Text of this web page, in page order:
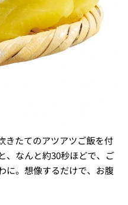
きたてのアツアツご飯を付
、なんと約30秒ほどで、ご
に。想像するだけで、お腹